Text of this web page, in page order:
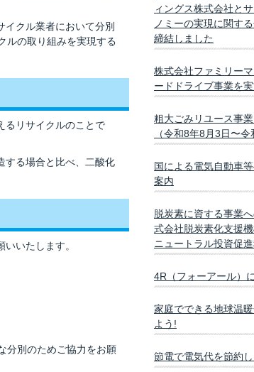
クル業者において分別
ルの取り組みを実現する
るリサイクルのことで
する場合と比べ、二酸化
いたします。
分別のためご協力をお願
ィングス株式会社と
ノミーの実現に関す
締結しました
株式会社ファミリー
ードドライブ事業を
粗大ごみリユース事業
（令和8年8月3日〜令
国による電気自動車
案内
脱炭素に資する事業
式会社脱炭素化支援
ニュートラル投資促
4R（フォーアール）
家庭でできる地球温
よう!
節電で電気代を節約